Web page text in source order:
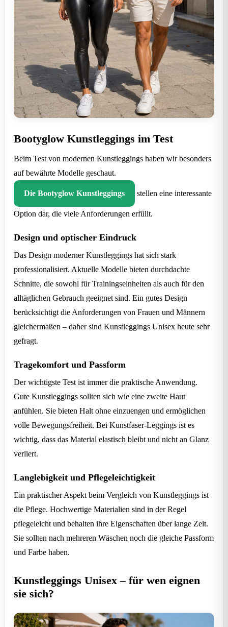
Bootyglow Kunstleggings im Test
Beim Test von modernen Kunstleggings haben wir besonders
auf bewährte Modelle geschaut.
Die Bootyglow Kunstleggings stellen eine interessante
Option dar, die viele Anforderungen erfüllt.
Design und optischer Eindruck
Das Design moderner Kunstleggings hat sich stark
professionalisiert. Aktuelle Modelle bieten durchdachte
Schnitte, die sowohl für Trainingseinheiten als auch für den
alltäglichen Gebrauch geeignet sind. Ein gutes Design
berücksichtigt die Anforderungen von Frauen und Männern
gleichermaßen – daher sind Kunstleggings Unisex heute sehr
gefragt.
Tragekomfort und Passform
Der wichtigste Test ist immer die praktische Anwendung.
Gute Kunstleggings sollten sich wie eine zweite Haut
anfühlen. Sie bieten Halt ohne einzuengen und ermöglichen
volle Bewegungsfreiheit. Bei Kunstfaser-Leggings ist es
wichtig, dass das Material elastisch bleibt und nicht an Glanz
verliert.
Langlebigkeit und Pflegeleichtigkeit
Ein praktischer Aspekt beim Vergleich von Kunstleggings ist
die Pflege. Hochwertige Materialien sind in der Regel
pflegeleicht und behalten ihre Eigenschaften über lange Zeit.
Sie sollten nach mehreren Wäschen noch die gleiche Passform
und Farbe haben.
Kunstleggings Unisex – für wen eignen
sie sich?